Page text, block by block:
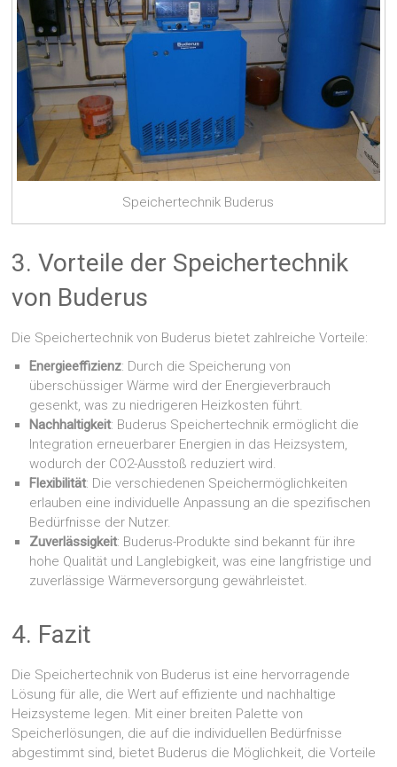
Speichertechnik Buderus
3. Vorteile der Speichertechnik
von Buderus
Die Speichertechnik von Buderus bietet zahlreiche Vorteile:
Energieeffizienz: Durch die Speicherung von
überschüssiger Wärme wird der Energieverbrauch
gesenkt, was zu niedrigeren Heizkosten führt.
Nachhaltigkeit: Buderus Speichertechnik ermöglicht die
Integration erneuerbarer Energien in das Heizsystem,
wodurch der CO2-Ausstoß reduziert wird.
Flexibilität: Die verschiedenen Speichermöglichkeiten
erlauben eine individuelle Anpassung an die spezifischen
Bedürfnisse der Nutzer.
Zuverlässigkeit: Buderus-Produkte sind bekannt für ihre
hohe Qualität und Langlebigkeit, was eine langfristige und
zuverlässige Wärmeversorgung gewährleistet.
4. Fazit
Die Speichertechnik von Buderus ist eine hervorragende
Lösung für alle, die Wert auf effiziente und nachhaltige
Heizsysteme legen. Mit einer breiten Palette von
Speicherlösungen, die auf die individuellen Bedürfnisse
abgestimmt sind, bietet Buderus die Möglichkeit, die Vorteile